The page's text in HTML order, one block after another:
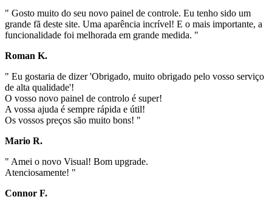
" Gosto muito do seu novo painel de controle. Eu tenho sido um
grande fã deste site. Uma aparência incrível! E o mais importante, a
funcionalidade foi melhorada em grande medida. "
Roman K.
" Eu gostaria de dizer 'Obrigado, muito obrigado pelo vosso serviço
de alta qualidade'!
O vosso novo painel de controlo é super!
A vossa ajuda é sempre rápida e útil!
Os vossos preços são muito bons! "
Mario R.
" Amei o novo Visual! Bom upgrade.
Atenciosamente! "
Connor F.